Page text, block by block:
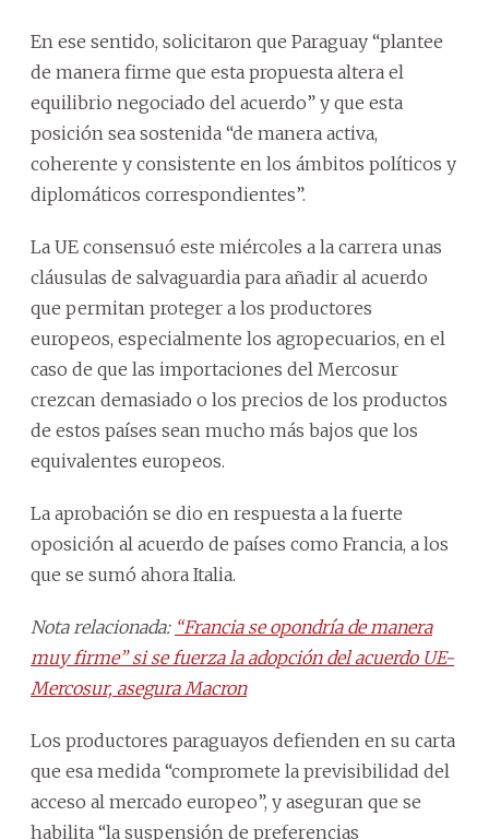
En ese sentido, solicitaron que Paraguay “plantee
de manera firme que esta propuesta altera el
equilibrio negociado del acuerdo” y que esta
posición sea sostenida “de manera activa,
coherente y consistente en los ámbitos políticos y
diplomáticos correspondientes”.
La UE consensuó este miércoles a la carrera unas
cláusulas de salvaguardia para añadir al acuerdo
que permitan proteger a los productores
europeos, especialmente los agropecuarios, en el
caso de que las importaciones del Mercosur
crezcan demasiado o los precios de los productos
de estos países sean mucho más bajos que los
equivalentes europeos.
La aprobación se dio en respuesta a la fuerte
oposición al acuerdo de países como Francia, a los
que se sumó ahora Italia.
Nota relacionada: “Francia se opondría de manera
muy firme” si se fuerza la adopción del acuerdo UE-
Mercosur, asegura Macron
Los productores paraguayos defienden en su carta
que esa medida “compromete la previsibilidad del
acceso al mercado europeo”, y aseguran que se
habilita “la suspensión de preferencias